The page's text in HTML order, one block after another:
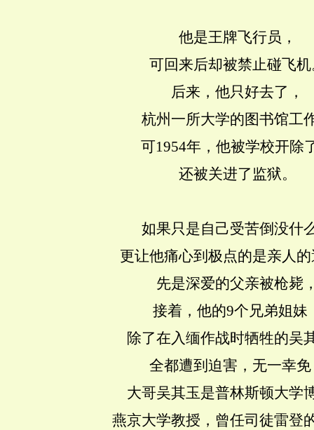
他是王牌飞行员，
可回来后却被禁止碰飞机
后来，他只好去了，
杭州一所大学的图书馆工
可1954年，他被学校开除
还被关进了监狱。
如果只是自己受苦倒没什
更让他痛心到极点的是亲人
先是深爱的父亲被枪毙
接着，他的9个兄弟姐妹
除了在入缅作战时牺牲的吴
全都遭到迫害，无一幸免
大哥吴其玉是普林斯顿大学
燕京大学教授，曾任司徒雷登